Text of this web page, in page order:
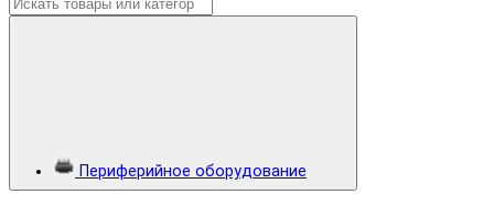
Периферийное оборудование